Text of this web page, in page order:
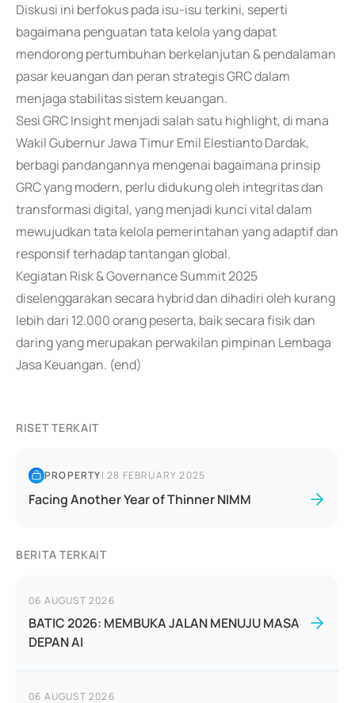
Diskusi ini berfokus pada isu-isu terkini, seperti
bagaimana penguatan tata kelola yang dapat
mendorong pertumbuhan berkelanjutan & pendalaman
pasar keuangan dan peran strategis GRC dalam
menjaga stabilitas sistem keuangan.
Sesi GRC Insight menjadi salah satu highlight, di mana
Wakil Gubernur Jawa Timur Emil Elestianto Dardak,
berbagi pandangannya mengenai bagaimana prinsip
GRC yang modern, perlu didukung oleh integritas dan
transformasi digital, yang menjadi kunci vital dalam
mewujudkan tata kelola pemerintahan yang adaptif dan
responsif terhadap tantangan global.
Kegiatan Risk & Governance Summit 2025
diselenggarakan secara hybrid dan dihadiri oleh kurang
lebih dari 12.000 orang peserta, baik secara fisik dan
daring yang merupakan perwakilan pimpinan Lembaga
Jasa Keuangan. (end)
RISET TERKAIT
PROPERTY|28 FEBRUARY 2025
Facing Another Year of Thinner NIMM
BERITA TERKAIT
06 AUGUST 2026
BATIC 2026: MEMBUKA JALAN MENUJU MASA
DEPAN AI
06 AUGUST 2026